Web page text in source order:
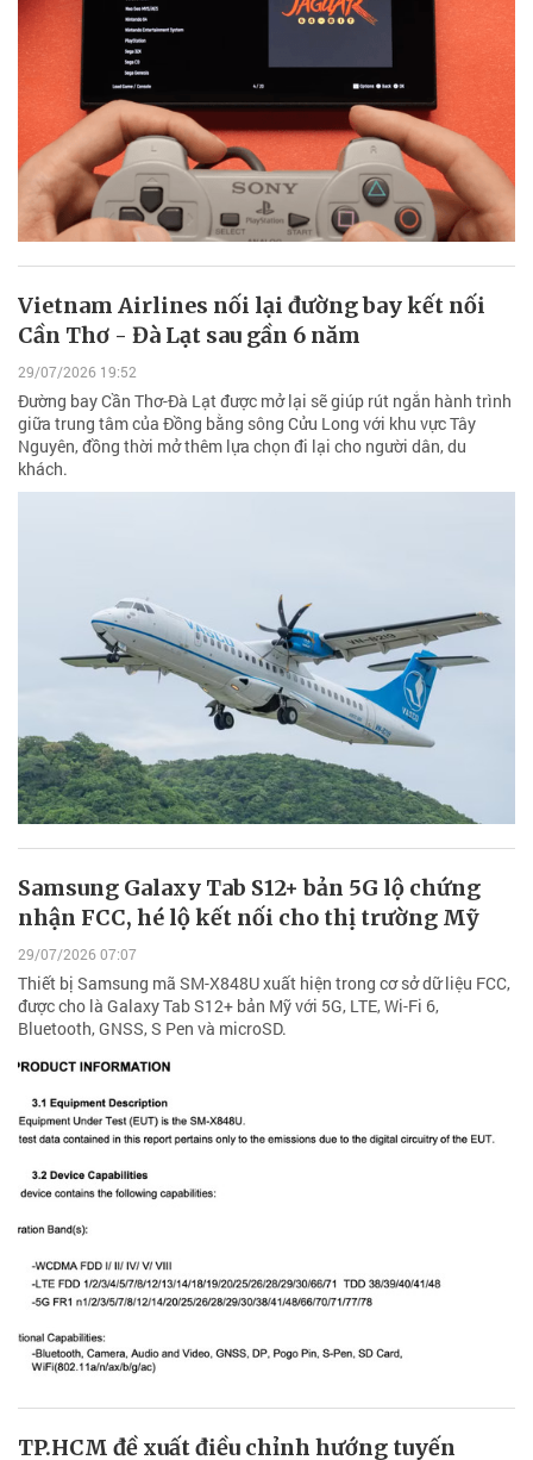
Vietnam Airlines nối lại đường bay kết nối
Cần Thơ - Đà Lạt sau gần 6 năm
29/07/2026 19:52
Đường bay Cần Thơ-Đà Lạt được mở lại sẽ giúp rút ngắn hành trình
giữa trung tâm của Đồng bằng sông Cửu Long với khu vực Tây
Nguyên, đồng thời mở thêm lựa chọn đi lại cho người dân, du
khách.
Samsung Galaxy Tab S12+ bản 5G lộ chứng
nhận FCC, hé lộ kết nối cho thị trường Mỹ
29/07/2026 07:07
Thiết bị Samsung mã SM-X848U xuất hiện trong cơ sở dữ liệu FCC,
được cho là Galaxy Tab S12+ bản Mỹ với 5G, LTE, Wi-Fi 6,
Bluetooth, GNSS, S Pen và microSD.
TP.HCM đề xuất điều chỉnh hướng tuyến